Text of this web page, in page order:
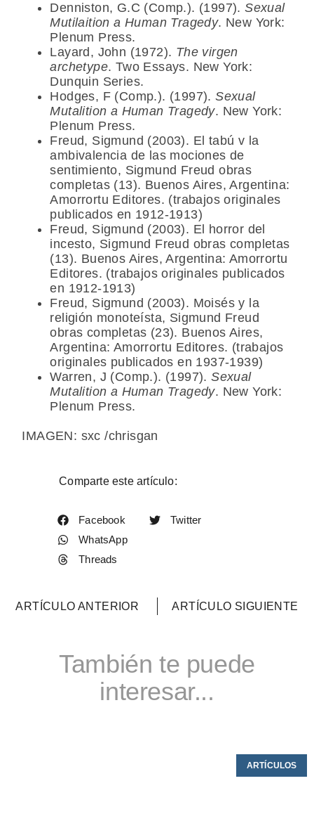
Denniston, G.C (Comp.). (1997).Sexual
Mutilaition a Human Tragedy. New York:
Plenum Press.
Layard, John (1972). The virgen
archetype. Two Essays. New York:
Dunquin Series.
Hodges, F (Comp.). (1997).Sexual
Mutalition a Human Tragedy. New York:
Plenum Press.
Freud, Sigmund (2003). El tabú v la
ambivalencia de las mociones de
sentimiento, Sigmund Freud obras
completas (13). Buenos Aires, Argentina:
Amorrortu Editores. (trabajos originales
publicados en 1912-1913)
Freud, Sigmund (2003). El horror del
incesto, Sigmund Freud obras completas
(13). Buenos Aires, Argentina: Amorrortu
Editores. (trabajos originales publicados
en 1912-1913)
Freud, Sigmund (2003). Moisés y la
religión monoteísta, Sigmund Freud
obras completas (23). Buenos Aires,
Argentina: Amorrortu Editores. (trabajos
originales publicados en 1937-1939)
Warren, J (Comp.). (1997).Sexual
Mutalition a Human Tragedy. New York:
Plenum Press.
IMAGEN: sxc /chrisgan
Comparte este artículo:
Facebook
Twitter
WhatsApp
Threads
ARTÍCULO ANTERIOR ARTÍCULO SIGUIENTE
También te puede
interesar...
ARTÍCULOS